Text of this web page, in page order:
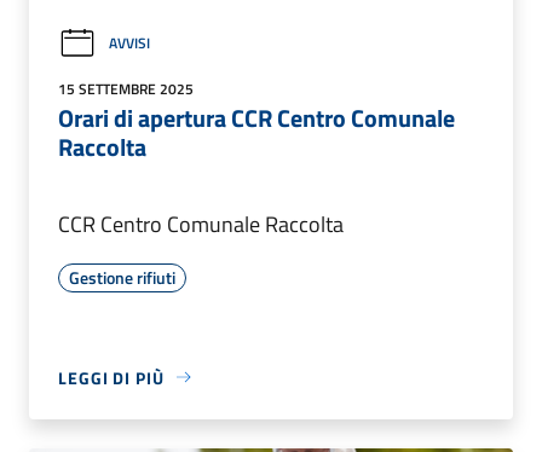
AVVISI
15 SETTEMBRE 2025
Orari di apertura CCR Centro Comunale
Raccolta
CCR Centro Comunale Raccolta
Gestione rifiuti
LEGGI DI PIÙ